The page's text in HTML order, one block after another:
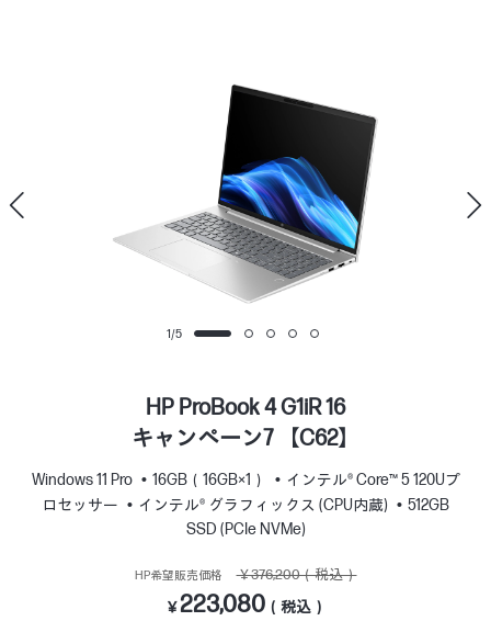
1/5
HP ProBook 4 G1iR 16
キャンペーン7 【C62】
Windows 11 Pro 16GB（16GB×1）
インテル® Core™ 5 120Uプ
ロセッサー
インテル® グラフィックス (CPU内蔵)
512GB
SSD (PCIe NVMe)
HP希望販売価格 ￥376,200（税込）
￥223,080 （税込）